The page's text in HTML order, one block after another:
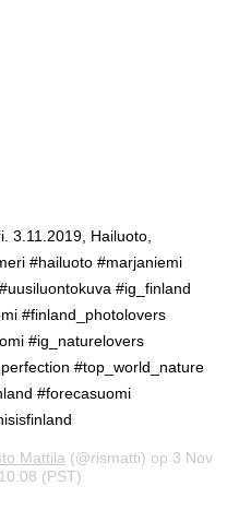
3.11.2019, Hailuoto,
#hailuoto #marjaniemi
#ig_finland
#finland_photolovers
#ig_naturelovers
#top_world_nature
#forecasuomi
Mattila (@rismatti) op 3 Nov
(PST)